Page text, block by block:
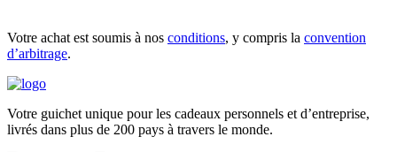
Votre achat est soumis à nos conditions, y compris la convention
d’arbitrage.
Votre guichet unique pour les cadeaux personnels et d’entreprise,
livrés dans plus de 200 pays à travers le monde.